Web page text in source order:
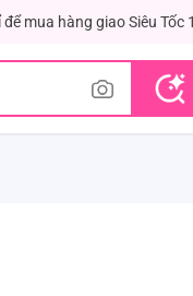
mua hàng giao Siêu Tốc